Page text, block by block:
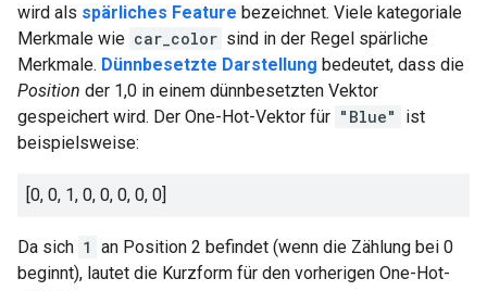
wird als spärliches Feature bezeichnet. Viele kategoriale
Merkmale wie car_color sind in der Regel spärliche
Merkmale. Dünnbesetzte Darstellung bedeutet, dass die
Position der 1,0 in einem dünnbesetzten Vektor
gespeichert wird. Der One-Hot-Vektor für "Blue"
ist
beispielsweise:
[0, 0, 1, 0, 0, 0, 0, 0]
Da sich 1 an Position 2 befindet (wenn die Zählung bei 0
beginnt), lautet die Kurzform für den vorherigen One-Hot-